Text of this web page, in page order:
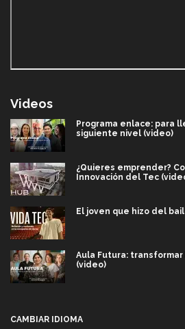
Videos
Programa enlace: para
siguiente nivel (video)
¿Quieres emprender?
Innovación del Tec
El joven que hizo del
Aula Futura:
(video)
CAMBIAR IDIOMA